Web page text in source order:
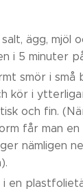
ägg, mjöl
i 5 minuter
smör i små
kör i
och fin.
får man en
nämligen
i en